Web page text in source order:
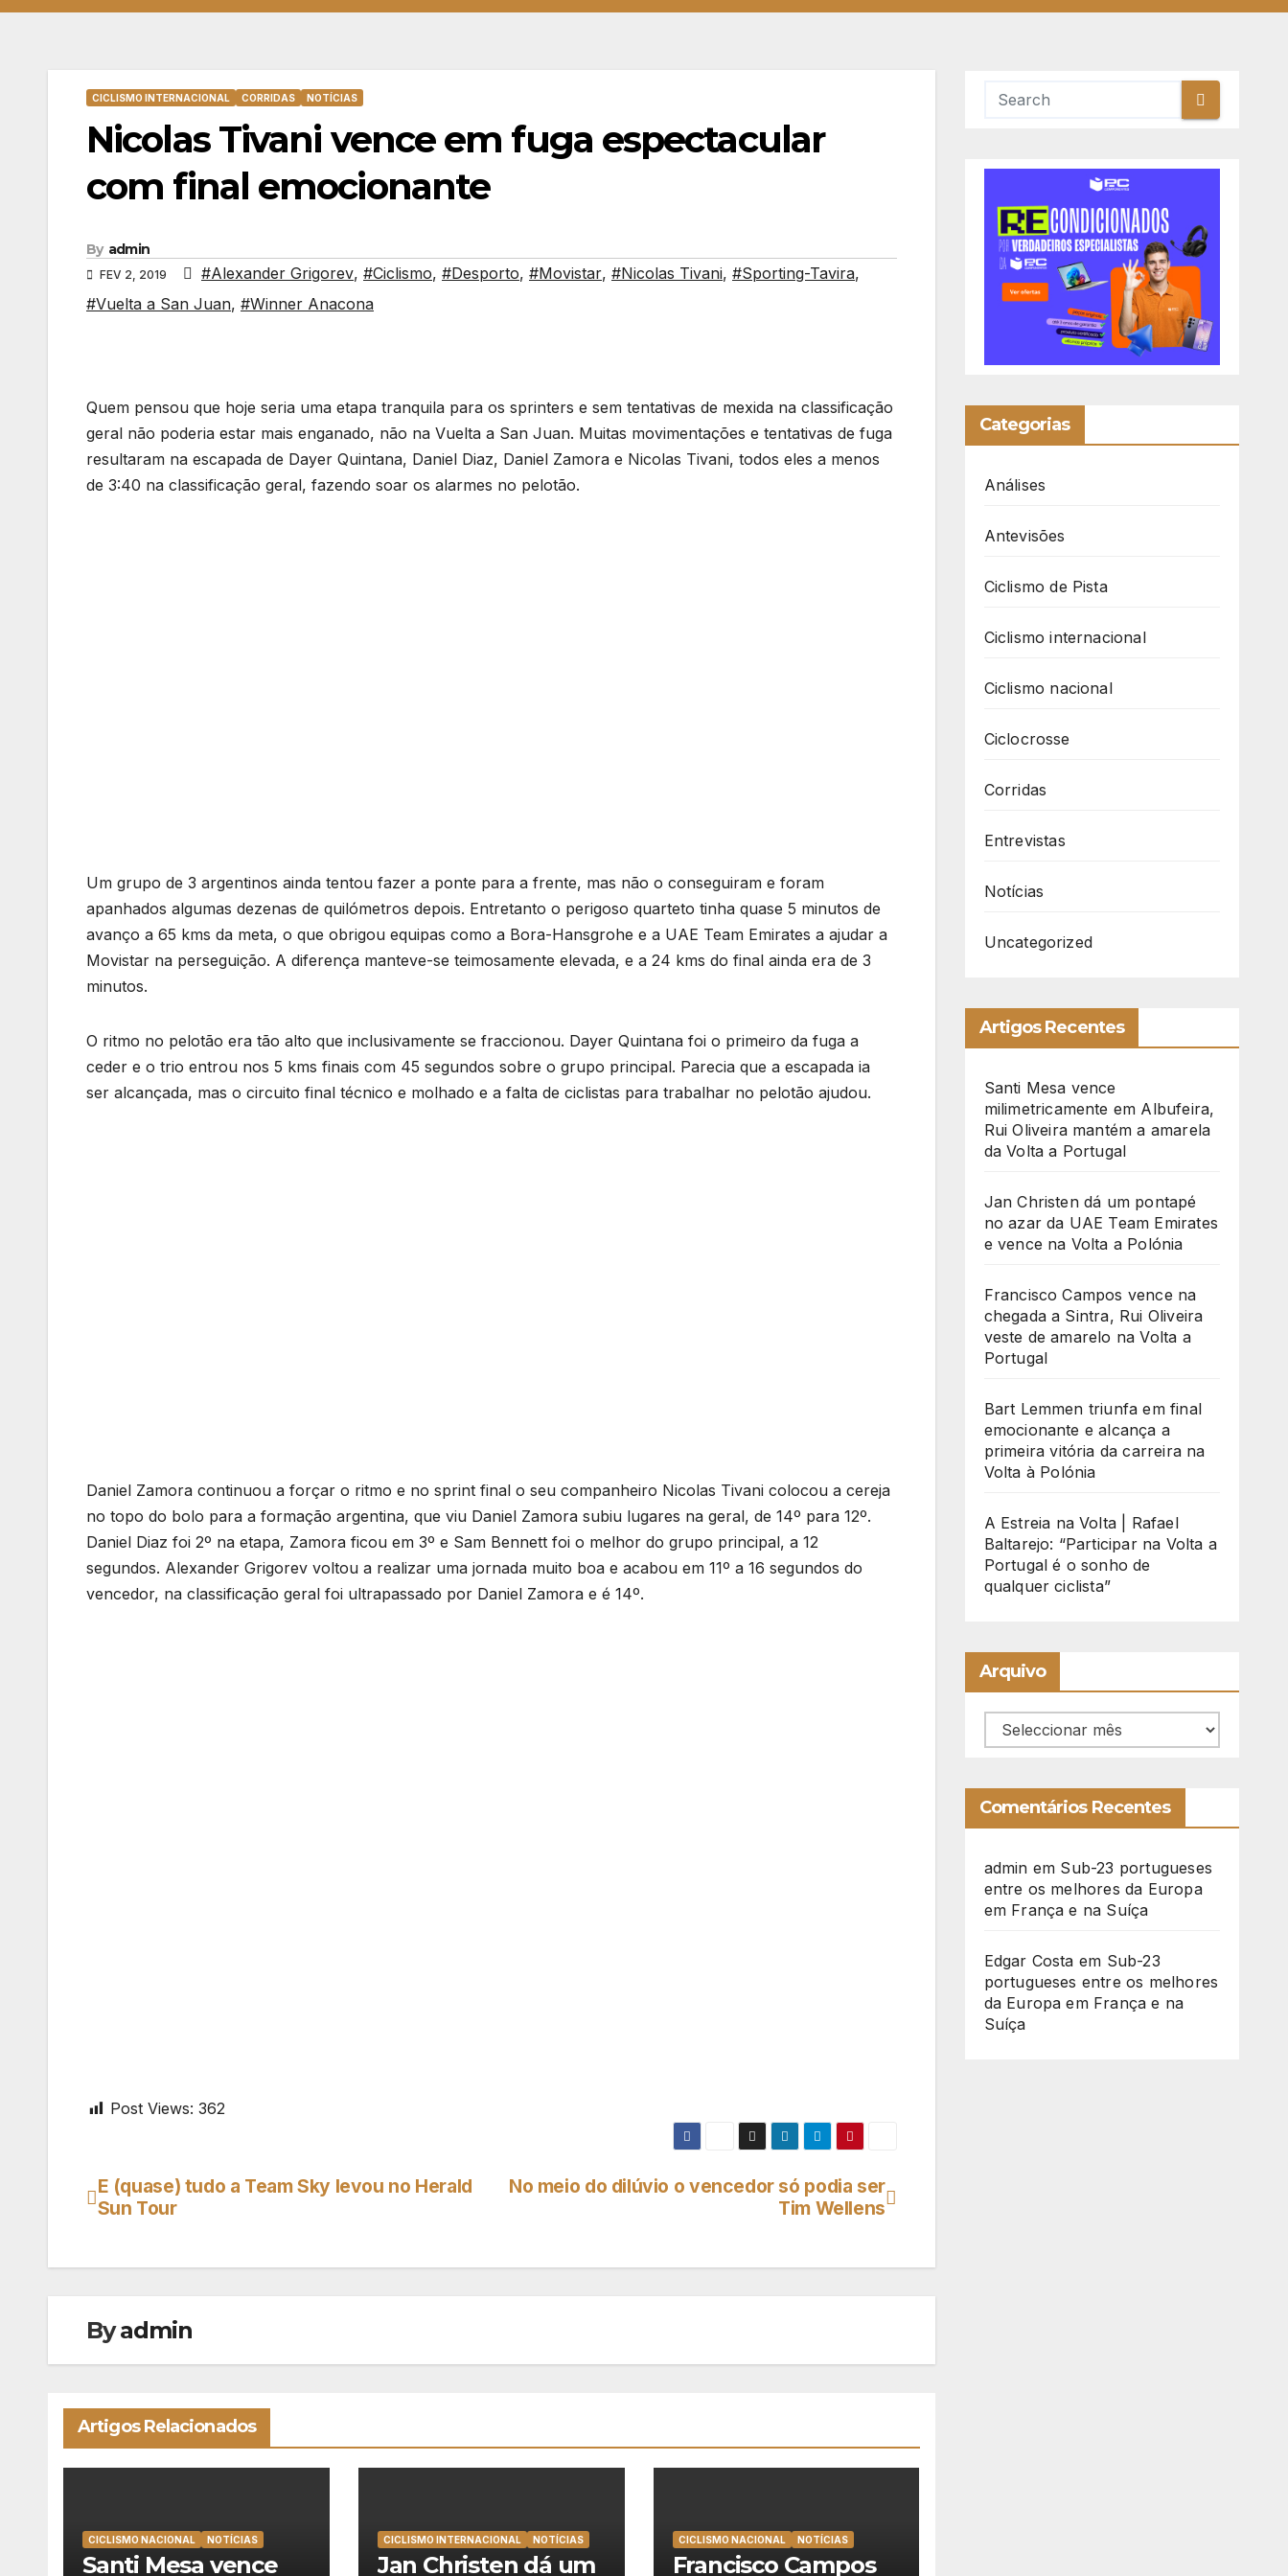
CICLISMO INTERNACIONAL CORRIDAS NOTÍCIAS
Nicolas Tivani vence em fuga espectacular
com final emocionante
By admin
FEV 2, 2019 #Alexander Grigorev, #Ciclismo, #Desporto, #Movistar, #Nicolas Tivani, #Sporting-Tavira,
#Vuelta a San Juan, #Winner Anacona
Quem pensou que hoje seria uma etapa tranquila para os sprinters e sem tentativas de mexida na classificação
geral não poderia estar mais enganado, não na Vuelta a San Juan. Muitas movimentações e tentativas de fuga
resultaram na escapada de Dayer Quintana, Daniel Diaz, Daniel Zamora e Nicolas Tivani, todos eles a menos
de 3:40 na classificação geral, fazendo soar os alarmes no pelotão.
Um grupo de 3 argentinos ainda tentou fazer a ponte para a frente, mas não o conseguiram e foram
apanhados algumas dezenas de quilómetros depois. Entretanto o perigoso quarteto tinha quase 5 minutos de
avanço a 65 kms da meta, o que obrigou equipas como a Bora-Hansgrohe e a UAE Team Emirates a ajudar a
Movistar na perseguição. A diferença manteve-se teimosamente elevada, e a 24 kms do final ainda era de 3
minutos.
O ritmo no pelotão era tão alto que inclusivamente se fraccionou. Dayer Quintana foi o primeiro da fuga a
ceder e o trio entrou nos 5 kms finais com 45 segundos sobre o grupo principal. Parecia que a escapada ia
ser alcançada, mas o circuito final técnico e molhado e a falta de ciclistas para trabalhar no pelotão ajudou.
Daniel Zamora continuou a forçar o ritmo e no sprint final o seu companheiro Nicolas Tivani colocou a cereja
no topo do bolo para a formação argentina, que viu Daniel Zamora subiu lugares na geral, de 14º para 12º.
Daniel Diaz foi 2º na etapa, Zamora ficou em 3º e Sam Bennett foi o melhor do grupo principal, a 12
segundos. Alexander Grigorev voltou a realizar uma jornada muito boa e acabou em 11º a 16 segundos do
vencedor, na classificação geral foi ultrapassado por Daniel Zamora e é 14º.
Post Views: 362
Navegação
artigos
No meio do dilúvio o vencedor só podia ser
Tim Wellens
E (quase) tudo a Team Sky levou no Herald
Sun Tour
Byadmin
Artigos Relacionados
CICLISMO NACIONAL NOTÍCIAS
Santi Mesa vence
CICLISMO INTERNACIONAL NOTÍCIAS
Jan Christen dá um
CICLISMO NACIONAL NOTÍCIAS
Francisco Campos
Categorias
Análises
Antevisões
Ciclismo de Pista
Ciclismo internacional
Ciclismo nacional
Ciclocrosse
Corridas
Entrevistas
Notícias
Uncategorized
Artigos Recentes
Santi Mesa vence
milimetricamente em Albufeira,
Rui Oliveira mantém a amarela
da Volta a Portugal
Jan Christen dá um pontapé
no azar da UAE Team Emirates
e vence na Volta a Polónia
Francisco Campos vence na
chegada a Sintra, Rui Oliveira
veste de amarelo na Volta a
Portugal
Bart Lemmen triunfa em final
emocionante e alcança a
primeira vitória da carreira na
Volta à Polónia
A Estreia na Volta | Rafael
Baltarejo: “Participar na Volta a
Portugal é o sonho de
qualquer ciclista”
Arquivo
Arquivo
Comentários Recentes
admin em Sub-23 portugueses
entre os melhores da Europa
em França e na Suíça
Edgar Costa em Sub-23
portugueses entre os melhores
da Europa em França e na
Suíça